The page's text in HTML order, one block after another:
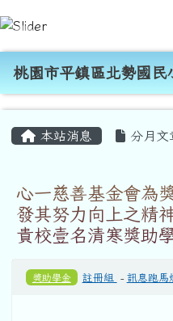
跳至主內容區
桃園市平鎮區北
導覽列
桃園市平鎮區北勢國民
本站消息 分月文
心一慈善基金會為
發其努力向上之精
貴校壹名清寒獎助
獎助學金 註冊組 - 訊息跑馬